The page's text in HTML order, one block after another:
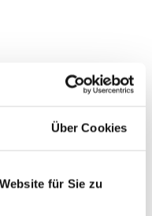
Über Cookies
für Sie zu
Vollständiges